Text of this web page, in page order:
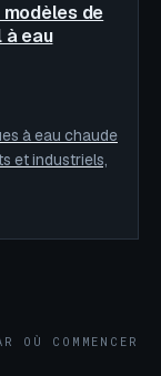
modèles de
à eau
à eau chaude
et industriels,
OÙ COMMENCER